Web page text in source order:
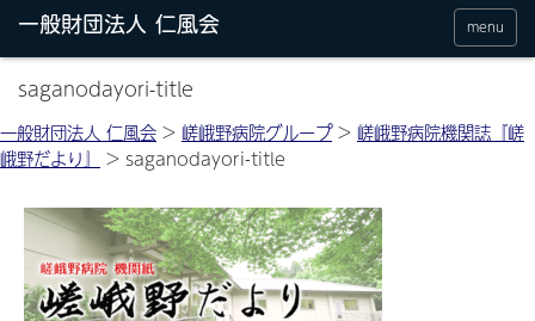
menu
saganodayori-title
一般財団法人 仁風会 > 嵯峨野病院グループ> 嵯峨野病院機関誌『嵯
峨野だより』
> saganodayori-title